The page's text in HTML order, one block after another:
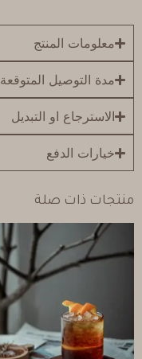
معلومات المنتج
مدة التوصيل المتوقعة
الاسترجاع او التبديل
خيارات الدفع
منتجات ذات صلة